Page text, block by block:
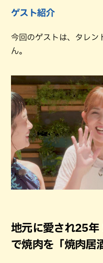
ゲスト紹介
今回のゲストは、タレン
ん。
地元に愛され25年
で焼肉を「焼肉居